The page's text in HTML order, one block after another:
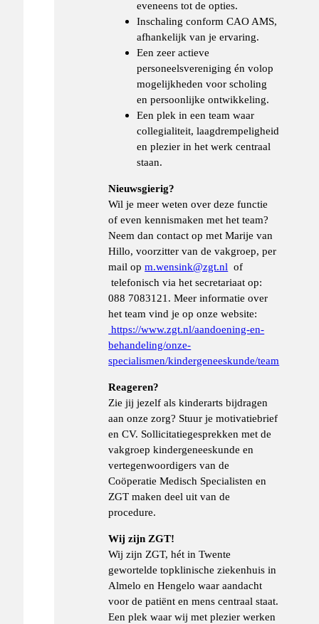
eveneens tot de opties.
Inschaling conform CAO AMS,
afhankelijk van je ervaring.
Een zeer actieve
personeelsvereniging én volop
mogelijkheden voor scholing
en persoonlijke ontwikkeling.
Een plek in een team waar
collegialiteit, laagdrempeligheid
en plezier in het werk centraal
staan.
Nieuwsgierig?
Wil je meer weten over deze functie
of even kennismaken met het team?
Neem dan contact op met Marije van
Hillo, voorzitter van de vakgroep, per
mail opm.wensink@zgt.nl of
telefonisch via het secretariaat op:
088 7083121. Meer informatie over
het team vind je op onze website:
https://www.zgt.nl/aandoening-en-
behandeling/onze-
specialismen/kindergeneeskunde/team
Reageren?
Zie jij jezelf als kinderarts bijdragen
aan onze zorg? Stuur je motivatiebrief
en CV. Sollicitatiegesprekken met de
vakgroep kindergeneeskunde en
vertegenwoordigers van de
Coöperatie Medisch Specialisten en
ZGT maken deel uit van de
procedure.
Wij zijn ZGT!
Wij zijn ZGT, hét in Twente
gewortelde topklinische ziekenhuis in
Almelo en Hengelo waar aandacht
voor de patiënt en mens centraal staat.
Een plek waar wij met plezier werken